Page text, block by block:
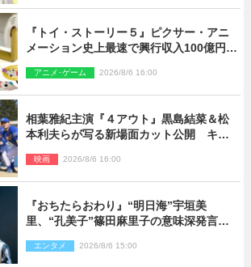
『トイ・ストーリー５』ピクサー・アニ
メーション史上最速で興行収入100億円突
アニメ･ゲーム 2026/8/6 16:00
相葉雅紀主演『４アウト』黒島結菜＆松
本利夫らが写る新場面カット公開 キャ
映画 2026/8/6 16:00
『おちたらおわり』“明日海”宇垣美
里、“孔美子”篠田麻里子の意味深発言に
開」
エンタメ 2026/8/6 15:00